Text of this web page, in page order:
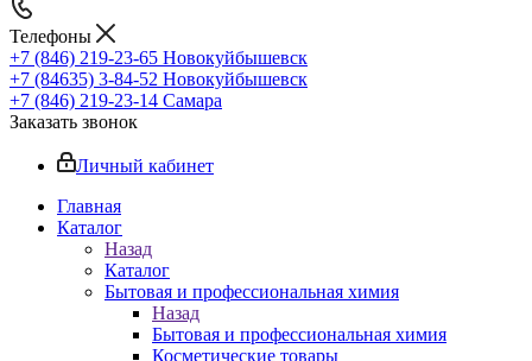
Телефоны
+7 (846) 219-23-65 Новокуйбышевск
+7 (84635) 3-84-52 Новокуйбышевск
+7 (846) 219-23-14 Самара
Заказать звонок
Личный кабинет
Главная
Каталог
Назад
Каталог
Бытовая и профессиональная химия
Назад
Бытовая и профессиональная химия
Косметические товары